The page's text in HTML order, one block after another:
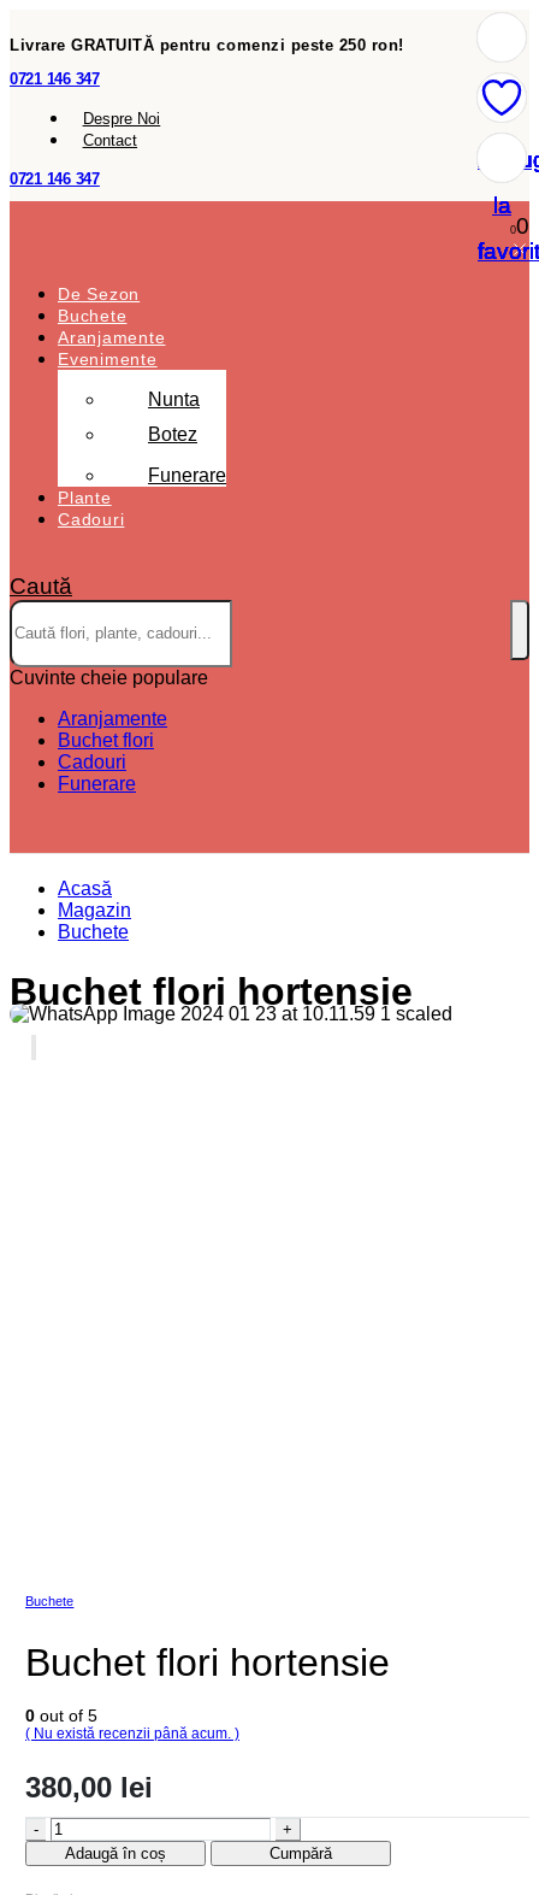
Livrare GRATUITĂ pentru comenzi peste 250 ron!
0721 146 347
Despre Noi
Contact
0721 146 347
00
De Sezon
Buchete
Aranjamente
Evenimente
Nunta
Botez
Funerare
Plante
Cadouri
Caută
Cuvinte cheie populare
Aranjamente
Buchet flori
Cadouri
Funerare
Acasă
Magazin
Buchete
Buchet flori hortensie
Buchete
Buchet flori hortensie
0 out of 5
( Nu există recenzii până acum. )
380,00 lei
-
+
Adaugă în coș
Cumpără
la
la
la
la
la
la
la